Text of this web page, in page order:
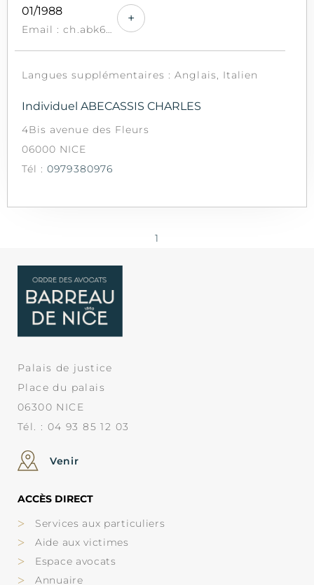
01/1988
Email : ch.abk6@wanadoo.fr
+
Langues supplémentaires : Anglais, Italien
Individuel ABECASSIS CHARLES
4Bis avenue des Fleurs
06000 NICE
Tél :0979380976
1
Palais de justice
Place du palais
06300 NICE
Tél. : 04 93 85 12 03
Venir
ACCÈS DIRECT
Services aux particuliers
Aide aux victimes
Espace avocats
Annuaire